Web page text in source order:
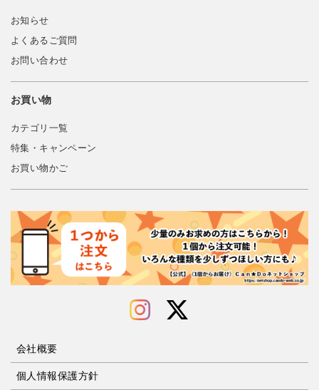
お知らせ
よくあるご質問
お問い合わせ
お買い物
カテゴリ一覧
特集・キャンペーン
お買い物かご
会社概要
個人情報保護方針